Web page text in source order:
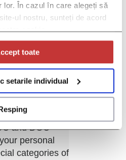
În cazul în care alegeți să
ul nostru, sunteți de acord
cookie.
toate
setarile individual
Agree" option
list below, you
the
that
and DOC
personal
categories of